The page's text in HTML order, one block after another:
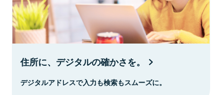
住所に、デジタルの確かさを。
デジタルアドレスで入力も検索もスムーズに。